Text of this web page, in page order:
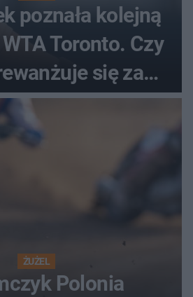
poznała kolejną
Toronto. Czy
się za
porażkę?
ŻUŻEL
Polonia